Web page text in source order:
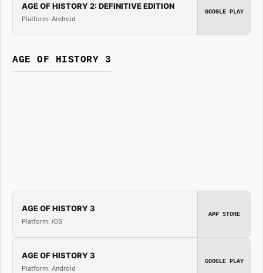
AGE OF HISTORY 2: DEFINITIVE EDITION
Platform: Android
GOOGLE PLAY
AGE OF HISTORY 3
AGE OF HISTORY 3
Platform: iOS
APP STORE
AGE OF HISTORY 3
Platform: Android
GOOGLE PLAY